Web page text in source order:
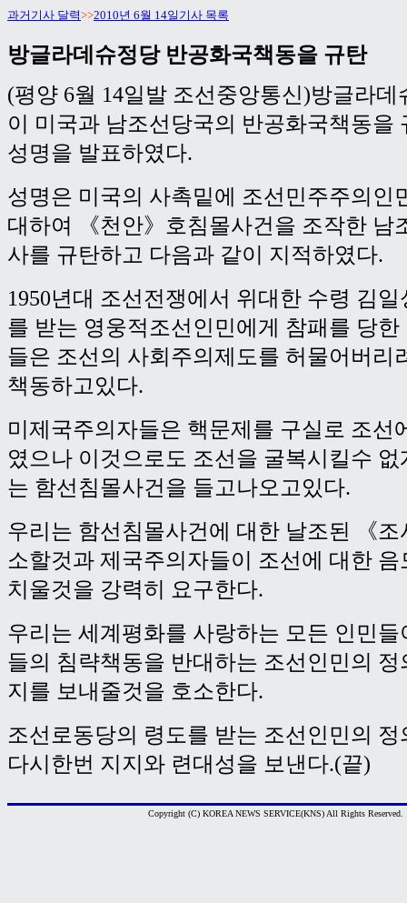
과거기사 달력>>2010년 6월 14일기사 목록
방글라데슈정당 반공화국책동을 규탄
(평양 6월 14일발 조선중앙통신)방글라데
이 미국과 남조선당국의 반공화국책동을
성명을 발표하였다.
성명은 미국의 사촉밑에 조선민주주의인
대하여 《천안》호침몰사건을 조작한 남
사를 규탄하고 다음과 같이 지적하였다.
1950년대 조선전쟁에서 위대한 수령 김
를 받는 영웅적조선인민에게 참패를 당
들은 조선의 사회주의제도를 허물어버리
책동하고있다.
미제국주의자들은 핵문제를 구실로 조선
였으나 이것으로도 조선을 굴복시킬수
는 함선침몰사건을 들고나오고있다.
우리는 함선침몰사건에 대한 날조된 《
소할것과 제국주의자들이 조선에 대한
치울것을 강력히 요구한다.
우리는 세계평화를 사랑하는 모든 인민
들의 침략책동을 반대하는 조선인민의
지를 보내줄것을 호소한다.
조선로동당의 령도를 받는 조선인민의
다시한번 지지와 련대성을 보낸다.(끝)
Copyright (C) KOREA NEWS SERVICE(KNS) All Rights Reserved.